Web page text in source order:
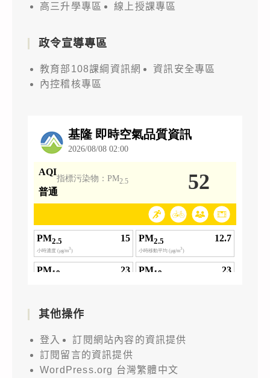
高三升學專區
線上授課專區
政令宣導專區
教育部108課綱資訊網
資訊安全專區
內控稽核專區
其他操作
登入
訂閱網站內容的資訊提供
訂閱留言的資訊提供
WordPress.org 台灣繁體中文